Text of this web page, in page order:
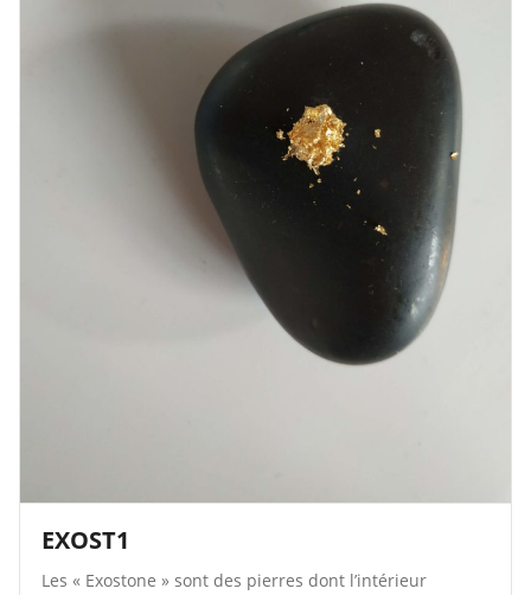
EXOST1
Les « Exostone » sont des pierres dont l’intérieur